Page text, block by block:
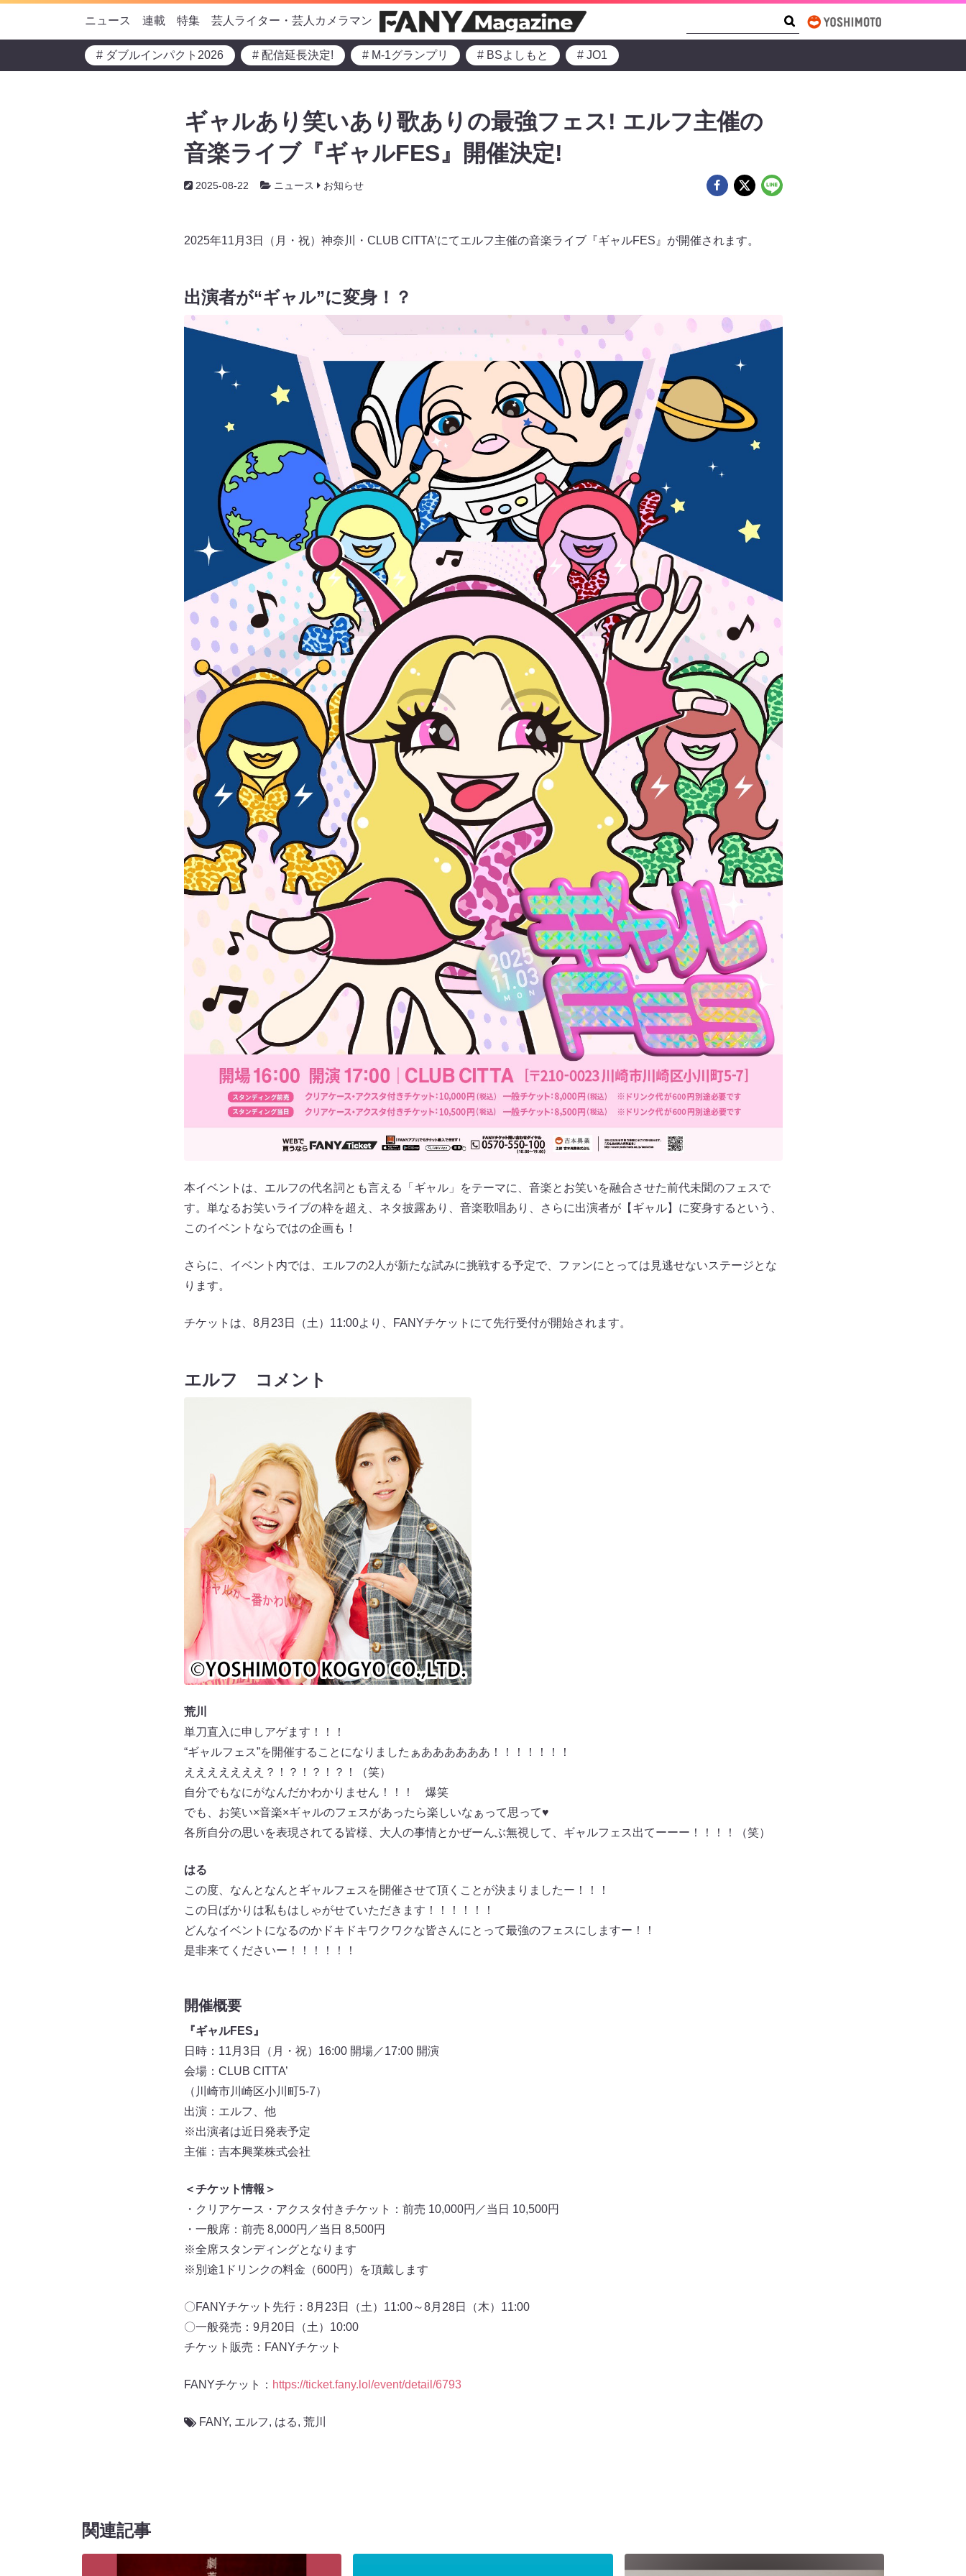
ニュース 連載 特集 芸人ライター・芸人カメラマン
# ダブルインパクト2026 # 配信延長決定! # M-1グランプリ # BSよしもと # JO1
ギャルあり笑いあり歌ありの最強フェス! エルフ主催の
音楽ライブ『ギャルFES』開催決定!
2025-08-22 ニュース お知らせ
2025年11月3日（月・祝）神奈川・CLUB CITTA’にてエルフ主催の音楽ライブ『ギャルFES』が開催されます。
出演者が“ギャル”に変身！？
本イベントは、エルフの代名詞とも言える「ギャル」をテーマに、音楽とお笑いを融合させた前代未聞のフェスで
す。単なるお笑いライブの枠を超え、ネタ披露あり、音楽歌唱あり、さらに出演者が【ギャル】に変身するという、
このイベントならではの企画も！
さらに、イベント内では、エルフの2人が新たな試みに挑戦する予定で、ファンにとっては見逃せないステージとな
ります。
チケットは、8月23日（土）11:00より、FANYチケットにて先行受付が開始されます。
エルフ コメント
荒川
単刀直入に申しアゲます！！！
“ギャルフェス”を開催することになりましたぁああああああ！！！！！！！
えええええええ？！？！？！？！（笑）
自分でもなにがなんだかわかりません！！！ 爆笑
でも、お笑い×音楽×ギャルのフェスがあったら楽しいなぁって思って♥
各所自分の思いを表現されてる皆様、大人の事情とかぜーんぶ無視して、ギャルフェス出てーーー！！！！（笑）
はる
この度、なんとなんとギャルフェスを開催させて頂くことが決まりましたー！！！
この日ばかりは私もはしゃがせていただきます！！！！！！
どんなイベントになるのかドキドキワクワクな皆さんにとって最強のフェスにしますー！！
是非来てくださいー！！！！！！
開催概要
『ギャルFES』
日時：11月3日（月・祝）16:00 開場／17:00 開演
会場：CLUB CITTA’
（川崎市川崎区小川町5-7）
出演：エルフ、他
※出演者は近日発表予定
主催：吉本興業株式会社
＜チケット情報＞
・クリアケース・アクスタ付きチケット：前売 10,000円／当日 10,500円
・一般席：前売 8,000円／当日 8,500円
※全席スタンディングとなります
※別途1ドリンクの料金（600円）を頂戴します
〇FANYチケット先行：8月23日（土）11:00～8月28日（木）11:00
〇一般発売：9月20日（土）10:00
チケット販売：FANYチケット
FANYチケット： https://ticket.fany.lol/event/detail/6793
FANY, エルフ, はる, 荒川
関連記事